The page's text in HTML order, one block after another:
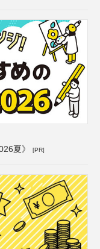
夏》 [PR]